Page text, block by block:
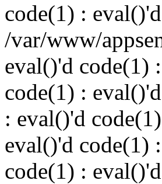
code(1) :
/var/www/
eval()'d code(1)
code(1) :
: eval()'d
eval()'d code(1)
code(1) :